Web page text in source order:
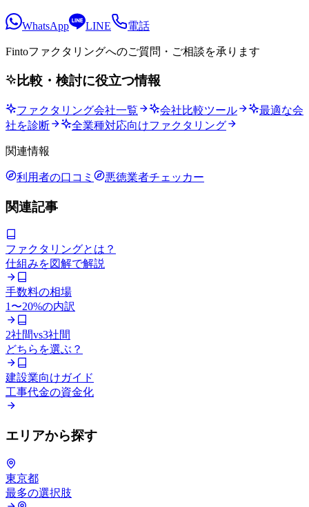
WhatsApp LINE 電話
Fintoファクタリングへのご質問・ご相談を承ります
比較・検討に役立つ情報
ファクタリング会社一覧 会社比較ツール
最適な会
社を診断
全業種対応向けファクタリング
関連情報
利用者の口コミ 悪徳業者チェッカー
関連記事
ファクタリングとは？
仕組みを図解で解説
手数料の相場
1〜20%の内訳
2社間vs3社間
どちらを選ぶ？
建設業向けガイド
工事代金の資金化
エリアから探す
東京都
最多の選択肢